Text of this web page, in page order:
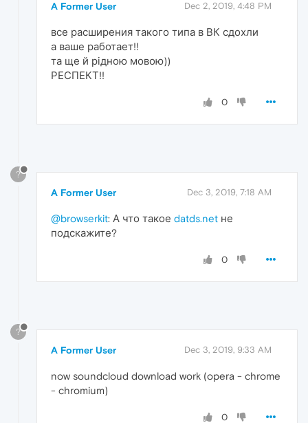
A Former User Dec 2, 2019, 4:48 PM
все расширения такого типа в ВК сдохли
а ваше работает!!
та ще й рідною мовою))
РЕСПЕКТ!!
0
?
A Former User Dec 3, 2019, 7:18 AM
@browserkit: А что такое datds.net не
подскажите?
0
?
A Former User Dec 3, 2019, 9:33 AM
now soundcloud download work (opera - chrome
- chromium)
0